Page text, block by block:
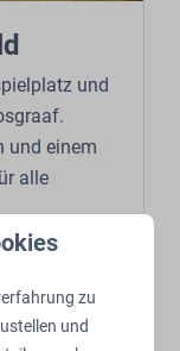
und
und einem
alle
zu
und